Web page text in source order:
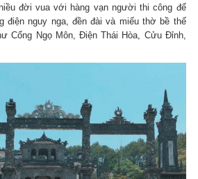
đời vua với hàng vạn người thi công để
điện nguy nga, đền đài và miếu thờ bề thế
Cổng Ngọ Môn, Điện Thái Hòa, Cửu Đỉnh,